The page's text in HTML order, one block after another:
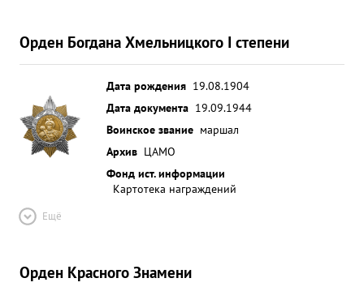
Орден Богдана Хмельницкого I степени
Дата рождения 19.08.1904
Дата документа 19.09.1944
Воинское звание маршал
Архив ЦАМО
Фонд ист. информации
Картотека награждений
Ещё
Орден Красного Знамени